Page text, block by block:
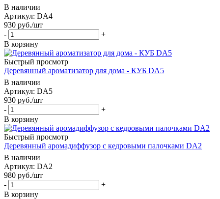
В наличии
Артикул: DA4
930 руб./шт
-
+
В корзину
Быстрый просмотр
Деревянный ароматизатор для дома - КУБ DA5
В наличии
Артикул: DA5
930 руб./шт
-
+
В корзину
Быстрый просмотр
Деревянный аромадиффузор с кедровыми палочками DA2
В наличии
Артикул: DA2
980 руб./шт
-
+
В корзину